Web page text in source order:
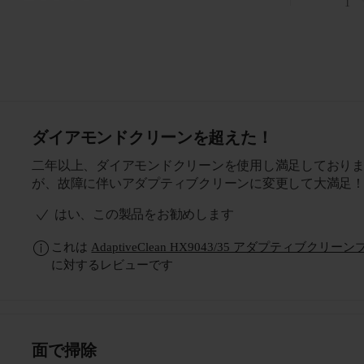
1
ダイアモンドクリーンを超えた！
二年以上、ダイアモンドクリーンを使用し満足しており
が、故障に伴いアダプティブクリーンに変更して大満足！
はい、この製品をお勧めします
これは AdaptiveClean HX9043/35 アダプティブクリー
に対するレビューです
面で掃除